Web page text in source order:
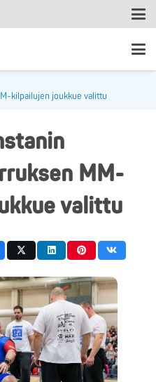
kilpailujen joukkue valittu
MM-
valittu